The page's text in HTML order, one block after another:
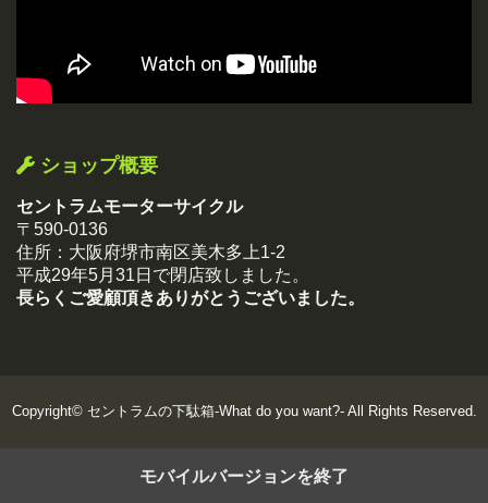
ショップ概要
セントラムモーターサイクル
〒590-0136
住所：大阪府堺市南区美木多上1-2
平成29年5月31日で閉店致しました。
長らくご愛顧頂きありがとうございました。
Copyright© セントラムの下駄箱-What do you want?-All Rights Reserved.
モバイルバージョンを終了